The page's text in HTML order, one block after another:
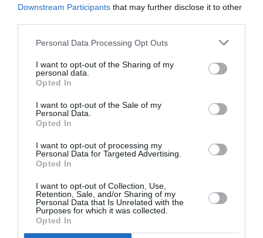
Downstream Participants that may further disclose it to other
Personal Data Processing Opt Outs
I want to opt-out of the Sharing of my
personal data.
Opted In
I want to opt-out of the Sale of my
Personal Data.
Opted In
I want to opt-out of processing my
Personal Data for Targeted Advertising.
Opted In
I want to opt-out of Collection, Use,
Retention, Sale, and/or Sharing of my
Personal Data that Is Unrelated with the
Purposes for which it was collected.
Opted In
Όμιλος Αντισφαίρισης Μεσσήνης. Ο
Δήμαρχος βρήκε το φλουρί και
έκανε δώρο το 3ο γήπεδο τένις!
13/01/2013 20:17
Κατάμεστη από τα μέλη και τους φίλους του ΟΑ
Μεσσήνης ήταν χθες το απόγευμα η αίθουσα
Κουζής του...
Χαμόγελα και αισιοδοξία στην κοπή
Ακαδημίας
13/01/2013 19:34
Σε ζεστό και ευχάριστο κλίμα πραγματοποιήθηκε